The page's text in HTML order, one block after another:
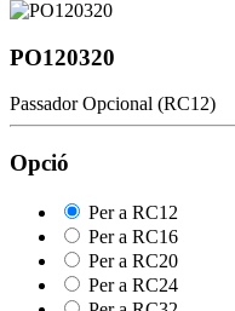
PO120320
Passador Opcional (RC12)
Opció
Per a RC12
Per a RC16
Per a RC20
Per a RC24